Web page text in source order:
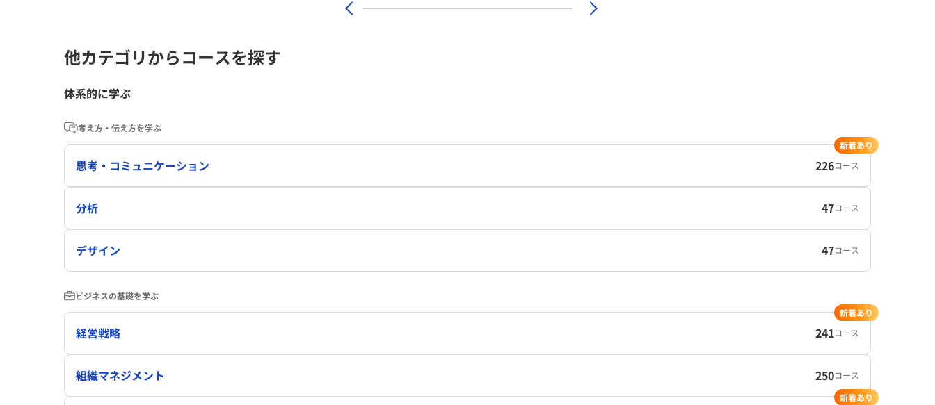
他カテゴリからコースを探す
体系的に学ぶ
考え方・伝え方を学ぶ
思考・コミュニケーション 226コース
新着あり
分析 47コース
デザイン 47コース
ビジネスの基礎を学ぶ
経営戦略 241コース
新着あり
組織マネジメント 250コース
新着あり